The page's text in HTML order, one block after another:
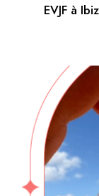
EVJF à